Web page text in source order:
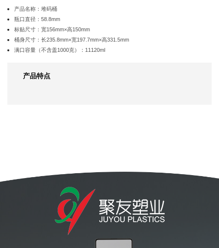
产品名称：堆码桶
瓶口直径：58.8mm
标贴尺寸：宽156mm×高150mm
桶身尺寸：长235.8mm×宽197.7mm×高331.5mm
满口容量（不含盖1000克）：11120ml
产品特点